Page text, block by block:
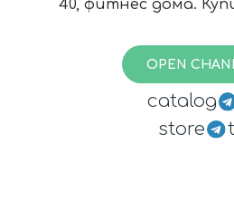
40, фитнес дома.
https://telega.in/c/
OPEN
catalog
store